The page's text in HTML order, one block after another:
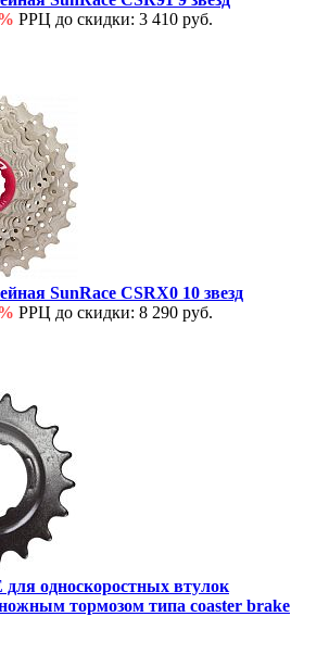
РРЦ до скидки: 3 410 руб.
SunRace CSRX0 10 звезд
РРЦ до скидки: 8 290 руб.
для односкоростных втулок
тормозом типа coaster brake